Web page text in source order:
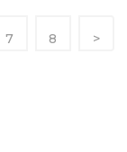
7 8 >